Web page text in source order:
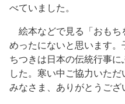
べていました。
絵本などで見る「おも
めったにないと思います
ちつきは日本の伝統行事
した。寒い中ご協力いた
みなさま、ありがとうござ